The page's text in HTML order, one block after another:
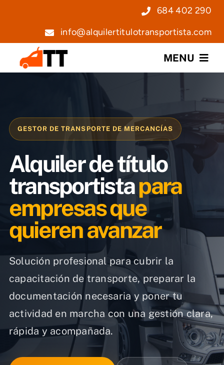
684 402 290
info@alquilertitulotransportista.com
MENU
Servicios
Noticias
Contacto
GESTOR DE TRANSPORTE DE MERCANCÍAS
Alquiler de título
transportistapara
empresas que
quieren avanzar
Solución profesional para cubrir la
capacitación de transporte, preparar la
documentación necesaria y poner tu
actividad en marcha con una gestión clara,
rápida y acompañada.